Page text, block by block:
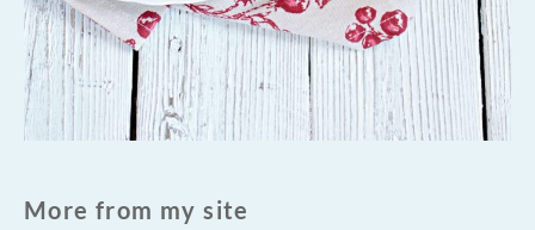
More from my site